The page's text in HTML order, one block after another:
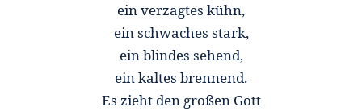
ein verzagtes kühn,
ein schwaches stark,
ein blindes sehend,
ein kaltes brennend.
Es zieht den großen Gott